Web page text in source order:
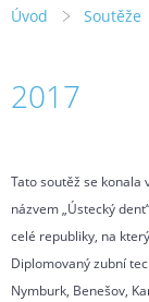
Úvod Soutěže
2017
Tato soutěž se konala
názvem „Ústecký
celé republiky, na
Diplomovaný zubní
Nymburk, Benešov,